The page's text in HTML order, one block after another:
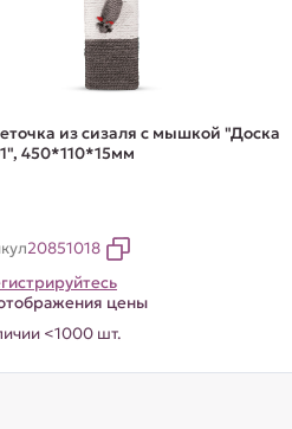
из сизаля с мышкой "Доска
450*110*15мм
20851018
цены
<1000 шт.